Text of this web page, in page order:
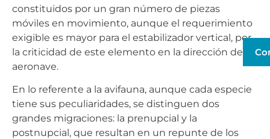
constituidos por un gran número de piezas
móviles en movimiento, aunque el requerimiento
exigible es mayor para el estabilizador vertical, por
la criticidad de este elemento en la dirección de la
aeronave.
En lo referente a la avifauna, aunque cada especie
tiene sus peculiaridades, se distinguen dos
grandes migraciones: la prenupcial y la
postnupcial, que resultan en un repunte de los